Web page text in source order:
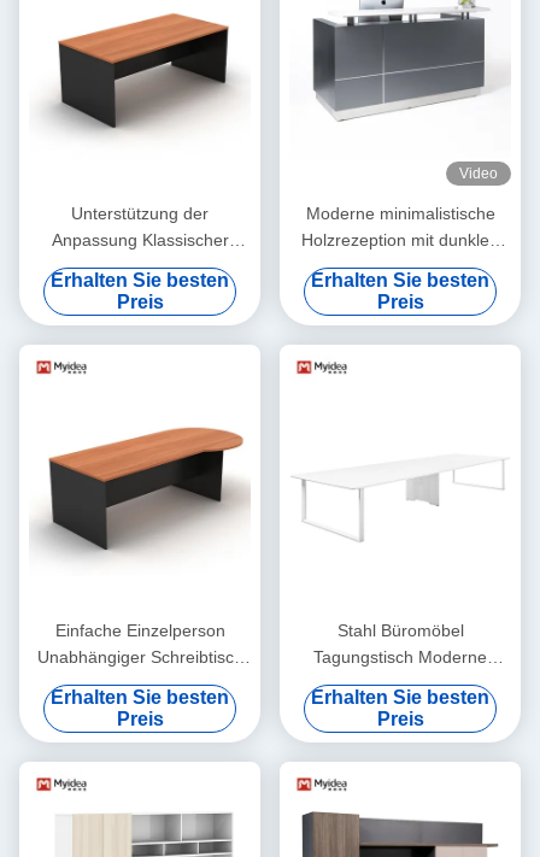
Unterstützung der
Anpassung Klassischer
Executive Desk mit
Schränken, Schubladen,
Datei- und Datenspeicher,
Firmencomputer, Büro-
Schreibtisch, Manager-
Erhalten Sie besten
Preis
Video
Moderne minimalistische
Holzrezeption mit dunklen
Frontplatten Büro Hotel
Unternehmen Eingang
Hosting Kunden
Krankenhaus Anwendungen
Support Anpassung
Erhalten Sie besten
Preis
Einfache Einzelperson
Unabhängiger Schreibtisch
Großes Schreibtisch
W1600*D800*H750 MFC
Holzstil Büromöbel
Schreibtisch
Erhalten Sie besten
Preis
Stahl Büromöbel
Tagungstisch Moderne
Konferenzschreibtisch
Unterstützung Anpassung
Erhalten Sie besten
Preis